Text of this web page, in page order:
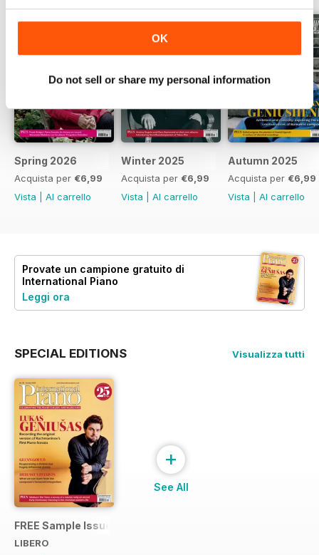
OK
Do not sell or share my personal information
Spring 2026
Acquista per €6,99
Vista
Al carrello
Winter 2025
Acquista per €6,99
Vista
Al carrello
Autumn 2025
Acquista per €6,99
Vista
Al carrello
Provate un campione gratuito di
International Piano
Leggi ora
SPECIAL EDITIONS Visualizza tutti
FREE Sample Issue
LIBERO
+
See All